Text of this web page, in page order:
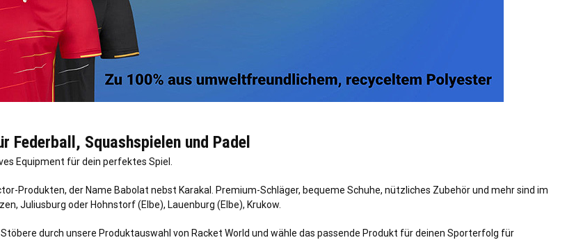
Federball, Squashspielen und Padel
Equipment für dein perfektes Spiel.
Produkten, der Name Babolat nebst Karakal. Premium-Schläger, bequeme Schuhe, nützliches Zubehör und mehr sind im
, Juliusburg oder Hohnstorf (Elbe), Lauenburg (Elbe), Krukow
durch unsere Produktauswahl von Racket World und wähle das passende Produkt für deinen Sporterfolg für